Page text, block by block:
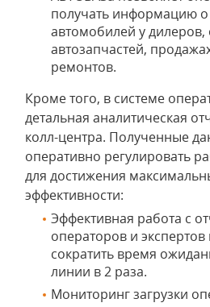
получать информацию
автомобилей у дилеров,
автозапчастей,
ремонтов.
Кроме того, в системе
детальная аналитическая
колл-центра. Полученные
оперативно регулировать
для достижения
эффективности:
Эффективная работа с
операторов и
сократить время
линии в 2 раза.
Мониторинг загрузки